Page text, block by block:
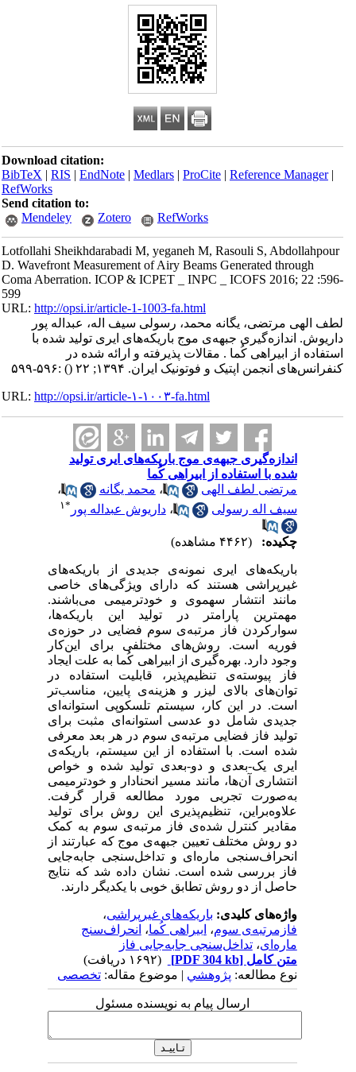
Download citation:
BibTeX|RIS|EndNote|Medlars|ProCite|Reference Manager
RefWorks
Send citation to:
Mendeley
Zotero RefWorks
Lotfollahi Sheikhdarabadi M, yeganeh M, Rasouli S, Abdollahpour
D. Wavefront Measurement of Airy Beams Generated through
Coma Aberration. ICOP & ICPET _ INPC _ ICOFS 2016; 22 :596-
599
URL:http://opsi.ir/article-1-1003-fa.html
لطف الهی مرتضی، یگانه محمد، رسولی سیف اله، عبداله پور
داریوش. اندازه‌گیری جبهه‌ی موج باریکه‌های ایری تولید شده با
استفاده از ابیراهی کُما . مقالات پذیرفته و ارائه شده در
کنفرانس‌های انجمن اپتیک و فوتونیک ایران. ۱۳۹۴; ۲۲
() :۵۹۶-۵۹۹
URL:http://opsi.ir/article-۱-۱۰۰۳-fa.html
اندازه‌گیری جبهه‌ی موج باریکه‌های ایری تولید
شده با استفاده از ابیراهی کُما
مرتضی لطف الهی
،محمد یگانه
،
سیف اله رسولی
،داریوش عبداله پور ۱
چکیده:
باریکه‌های ایری نمونه‌ی جدیدی از باریکه‌های
غیرپراشی هستند که دارای ویژگی‌های خاصی
مانند انتشار سهموی و خودترمیمی می‌باشند.
مهمترین پارامتر در تولید این باریکه‌ها،
سوارکردن فاز مرتبه‌ی سوم فضایی در حوزه‌ی
فوریه است. روش‌های مختلفی برای این‌کار
وجود دارد. بهره‌گیری از ابیراهی کُما به علت ایجاد
فاز پیوسته‌ی تنظیم‌پذیر، قابلیت استفاده در
توان‌های بالای لیزر و هزینه‌ی پایین، مناسب‌تر
است. در این کار، سیستم تلسکوپی استوانه‌ای
جدیدی شامل دو عدسی استوانه‌ای مثبت برای
تولید فاز فضایی مرتبه‌ی سوم در هر بعد معرفی
شده است. با استفاده از این سیستم، باریکه‌ی
ایری یک-بعدی و دو-بعدی تولید شده و خواص
انتشاری آن‌ها، مانند مسیر انحنادار و خودترمیمی
به‌صورت تجربی مورد مطالعه قرار گرفت.
علاوه‌براین، تنظیم‌پذیری این روش برای تولید
مقادیر کنترل شده‌ی فاز مرتبه‌ی سوم به کمک
دو روش مختلف تعیین جبهه‌ی موج که عبارتند از
انحراف‌سنجی ماره‌ای و تداخل‌سنجی جابه‌جایی
فاز بررسی شده است. نشان داده شد که نتایج
حاصل از دو روش تطابق خوبی با یکدیگر دارند.
واژه‌های کلیدی:باریکه‌های غیرپراشی،
فازمرتبه‌ی سوم،ابیراهی کُما،انحراف‌سنج
ماره‌ای،تداخل‌سنجی جابه‌جایی فاز
متن کامل[PDF 304 kb]
نوع مطالعه:پژوهشي| موضوع مقاله:تخصصی
ارسال پیام به نویسنده مسئول